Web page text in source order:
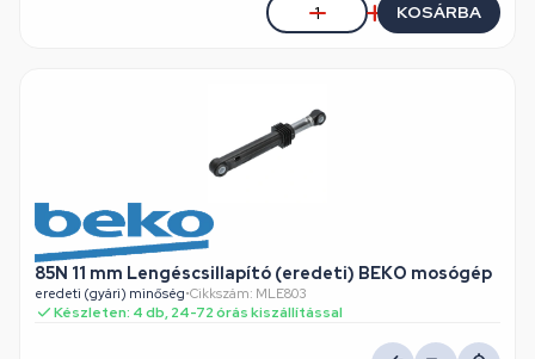
KOSÁRBA
85N 11 mm Lengéscsillapító (eredeti) BEKO mosógép
eredeti (gyári) minőség•Cikkszám: MLE803
Készleten: 4 db, 24-72 órás kiszállítással